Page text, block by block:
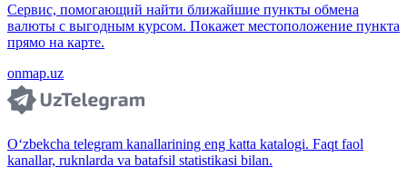
Сервис, помогающий найти ближайшие пункты обмена
валюты с выгодным курсом. Покажет местоположение пункта
прямо на карте.
onmap.uz
O‘zbekcha telegram kanallarining eng katta katalogi. Faqt faol
kanallar, ruknlarda va batafsil statistikasi bilan.